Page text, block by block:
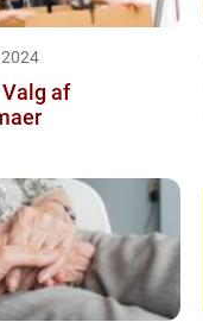
af